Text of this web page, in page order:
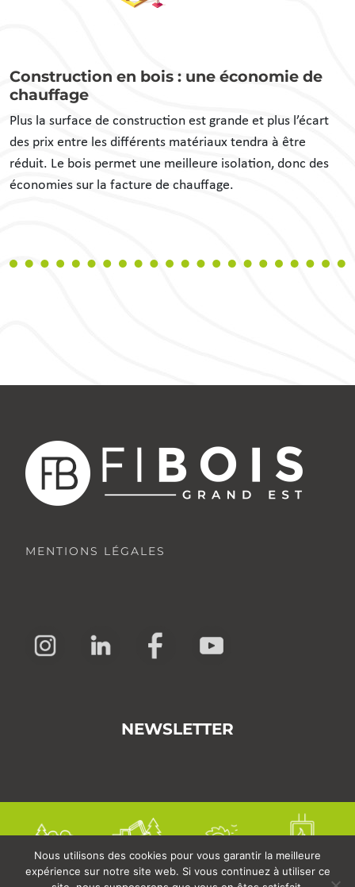
Construction en bois : une économie de
chauffage
Plus la surface de construction est grande et plus l’écart
des prix entre les différents matériaux tendra à être
réduit. Le bois permet une meilleure isolation, donc des
économies sur la facture de chauffage.
MENTIONS LÉGALES
NEWSLETTER
Nous utilisons des cookies pour vous garantir la meilleure
expérience sur notre site web. Si vous continuez à utiliser ce